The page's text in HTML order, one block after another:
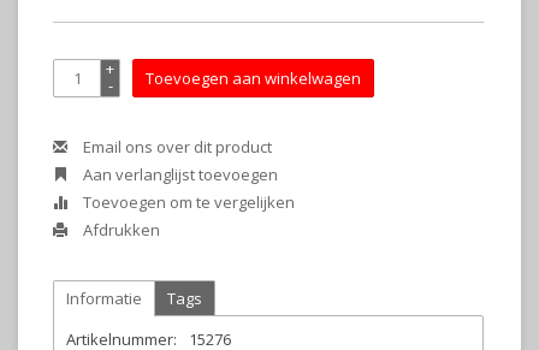
+
- Toevoegen aan winkelwagen
Email ons over dit product
Aan verlanglijst toevoegen
Toevoegen om te vergelijken
Afdrukken
Informatie
Tags
Artikelnummer:
15276